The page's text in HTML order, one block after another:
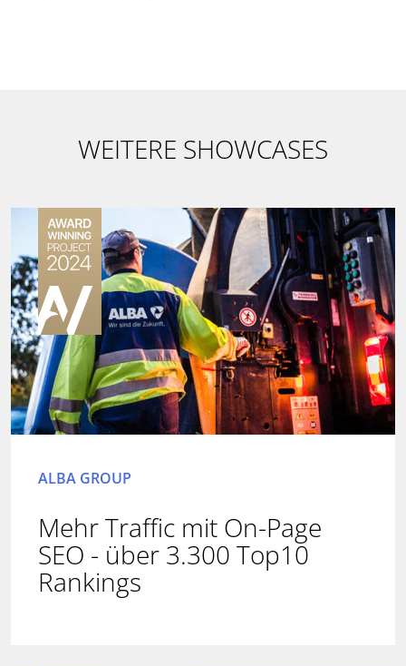
WEITERE SHOWCASES
ALBA GROUP
Mehr Traffic mit On-Page
SEO - über 3.300 Top10
Rankings